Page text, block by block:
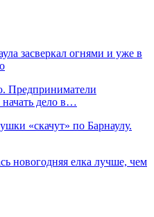
засверкал огнями и уже в
Предприниматели
начать дело в…
«скачут» по Барнаулу.
новогодняя елка лучше, чем